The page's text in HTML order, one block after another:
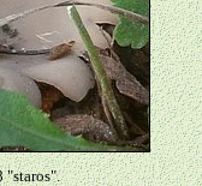
"staros".